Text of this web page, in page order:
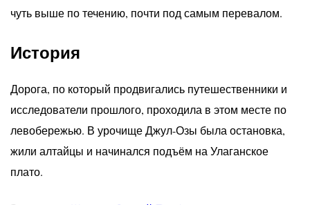
чуть выше по течению, почти под самым перевалом.
История
Дорога, по который продвигались путешественники и
исследователи прошлого, проходила в этом месте по
левобережью. В урочище Джул-Озы была остановка,
жили алтайцы и начинался подъём на Улаганское
плато.